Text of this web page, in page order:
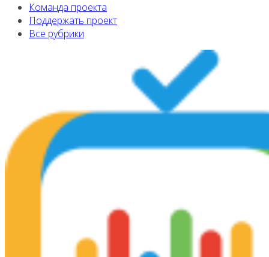
Команда проекта
Поддержать проект
Все рубрики